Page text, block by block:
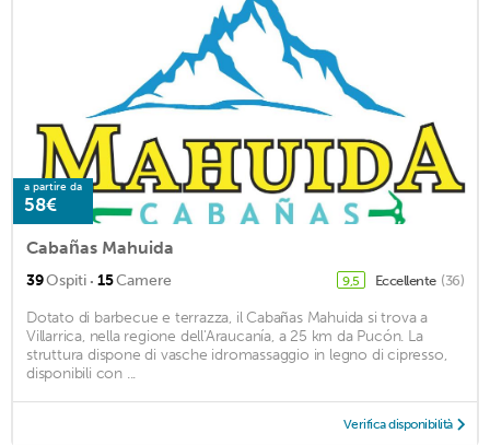
a partire da
58€
Cabañas Mahuida
39Ospiti · 15Camere 9,5 Eccellente (36)
Dotato di barbecue e terrazza, il Cabañas Mahuida si trova a
Villarrica, nella regione dell'Araucanía, a 25 km da Pucón. La
struttura dispone di vasche idromassaggio in legno di cipresso,
disponibili con ...
Verifica disponibilità